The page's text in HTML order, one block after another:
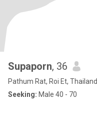
Supaporn, 36
Pathum Rat, Roi Et, Thailand
Seeking: Male 40 - 70